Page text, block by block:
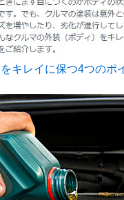
キレイに保つ4つのポ